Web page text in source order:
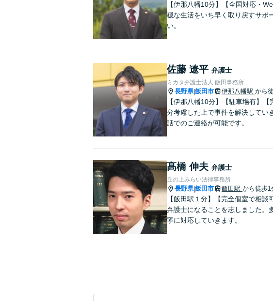
【伊那八幡10分】【全国対応・
穏な生活をいち早く取り戻すサポ
い。
佐藤 遼平 弁護士
ミカタ弁護士法人 飯田事務所
長野県|飯田市 伊那八幡駅 から
【伊那八幡10分】【駐車場有】
分考慮した上で事件を解決してい
話でのご連絡が可能です。
髙橋 伸夫 弁護士
丘の上みらい法律事務所
長野県|飯田市 飯田駅 から徒歩1
【飯田駅１分】【完全個室で相
弁護士になることを志しました。
寧に対応していきます。